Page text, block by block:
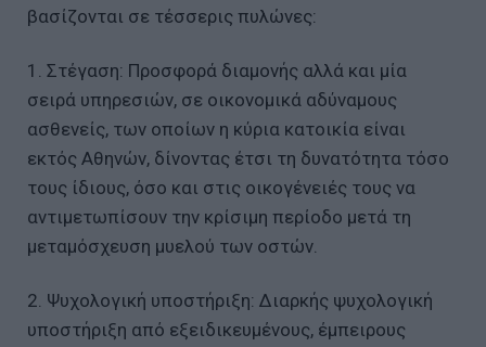
βασίζονται σε τέσσερις πυλώνες:
1. Στέγαση: Προσφορά διαμονής αλλά και μία
σειρά υπηρεσιών, σε οικονομικά αδύναμους
ασθενείς, των οποίων η κύρια κατοικία είναι
εκτός Αθηνών, δίνοντας έτσι τη δυνατότητα τόσο
τους ίδιους, όσο και στις οικογένειές τους να
αντιμετωπίσουν την κρίσιμη περίοδο μετά τη
μεταμόσχευση μυελού των οστών.
2. Ψυχολογική υποστήριξη: Διαρκής ψυχολογική
υποστήριξη από εξειδικευμένους, έμπειρους